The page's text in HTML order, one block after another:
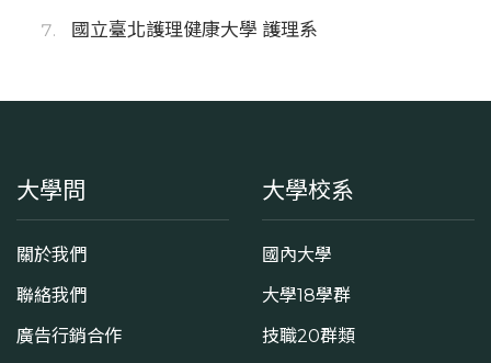
國立臺北護理健康大學 護理系
大學問
關於我們
聯絡我們
廣告行銷合作
大學校系
國內大學
大學18學群
技職20群類